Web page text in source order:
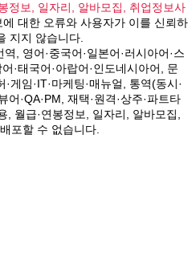
정보, 일자리, 알바모집, 취업정보사
대한 오류와 사용자가 이를 신뢰하
지지 않습니다.
, 영어·중국어·일본어·러시아어·스
·태국어·아랍어·인도네시아어, 문
게임·IT·마케팅·매뉴얼, 통역(동시·
어·QA·PM, 재택·원격·상주·파트타
, 월급·연봉정보, 일자리, 알바모집,
포할 수 없습니다.